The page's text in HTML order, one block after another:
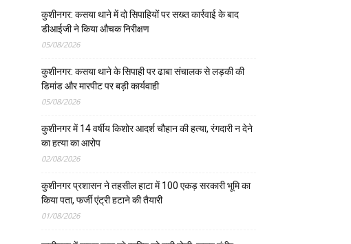
कुशीनगर: कसया थाने में दो सिपाहियों पर सख्त कार्रवाई के बाद
डीआईजी ने किया औचक निरीक्षण
05/08/2026
कुशीनगर: कसया थाने के सिपाही पर ढाबा संचालक से लड़की की
डिमांड और मारपीट पर बड़ी कार्यवाही
05/08/2026
कुशीनगर में 14 वर्षीय किशोर आदर्श चौहान की हत्या, रंगदारी न देने
का हत्या का आरोप
02/08/2026
कुशीनगर प्रशासन ने तहसील हाटा में 100 एकड़ सरकारी भूमि का
किया पता, फर्जी एंट्री हटाने की तैयारी
01/08/2026